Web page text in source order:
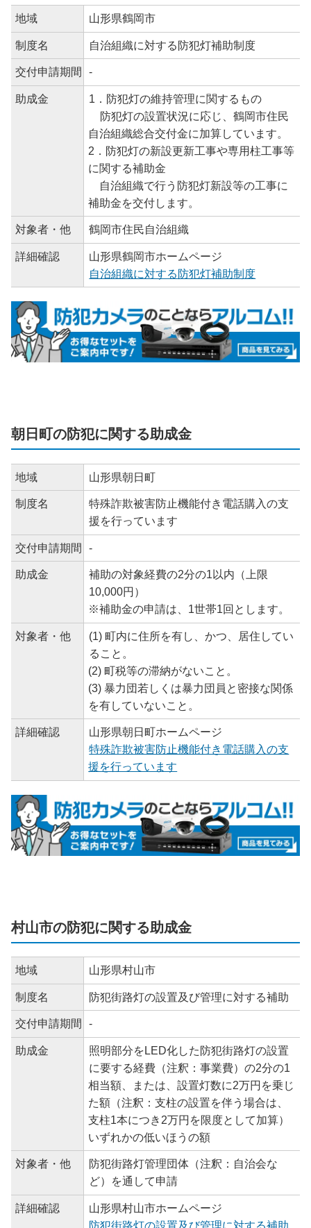
地域 山形県鶴岡市
制度名 自治組織に対する防犯灯補助制度
交付申請期間 -
助成金
1．防犯灯の維持管理に関するもの
防犯灯の設置状況に応じ、鶴岡市住民
自治組織総合交付金に加算しています。
2．防犯灯の新設更新工事や専用柱工事等
に関する補助金
自治組織で行う防犯灯新設等の工事に
補助金を交付します。
対象者・他 鶴岡市住民自治組織
詳細確認
山形県鶴岡市ホームページ
自治組織に対する防犯灯補助制度
朝日町の防犯に関する助成金
地域 山形県朝日町
制度名
特殊詐欺被害防止機能付き電話購入の支
援を行っています
交付申請期間 -
助成金
補助の対象経費の2分の1以内（上限
10,000円）
※補助金の申請は、1世帯1回とします。
対象者・他
(1) 町内に住所を有し、かつ、居住してい
ること。
(2) 町税等の滞納がないこと。
(3) 暴力団若しくは暴力団員と密接な関係
を有していないこと。
詳細確認
山形県朝日町ホームページ
特殊詐欺被害防止機能付き電話購入の支
援を行っています
村山市の防犯に関する助成金
地域 山形県村山市
制度名 防犯街路灯の設置及び管理に対する補助
交付申請期間 -
助成金
照明部分をLED化した防犯街路灯の設置
に要する経費（注釈：事業費）の2分の1
相当額、または、設置灯数に2万円を乗じ
た額（注釈：支柱の設置を伴う場合は、
支柱1本につき2万円を限度として加算）
いずれかの低いほうの額
対象者・他
防犯街路灯管理団体（注釈：自治会な
ど）を通して申請
詳細確認
山形県村山市ホームページ
防犯街路灯の設置及び管理に対する補助